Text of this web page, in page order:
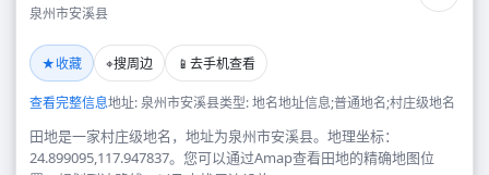
泉州市安溪县
★收藏 ⌖搜周边 📱 去手机查看
查看完整信息地址: 泉州市安溪县类型: 地名地址信息;普通地名;村庄级地名
田地是一家村庄级地名，地址为泉州市安溪县。地理坐标：
24.899095,117.947837。您可以通过Amap查看田地的精确地图位